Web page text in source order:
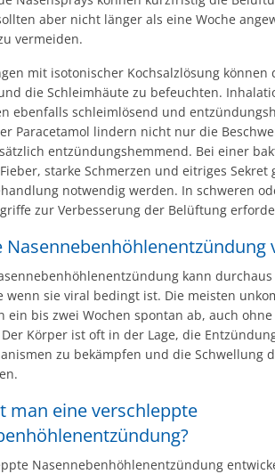
aber nicht länger als eine Woche
vermeiden.
mit isotonischer Kochsalzlösung können
die Schleimhäute zu befeuchten.
ebenfalls schleimlösend und
Paracetamol lindern nicht nur die
entzündungshemmend. Bei einer
starke Schmerzen und eitriges Sekret
notwendig werden. In schweren
zur Verbesserung der Belüftung
Nasennebenhöhlenentzündung
kann
wenn sie viral bedingt ist. Die meisten
ein bis zwei Wochen spontan ab, auch
Körper ist oft in der Lage, die
zu bekämpfen und die Schwellung
man eine verschleppte
Nasennebenhöhlenentzündung